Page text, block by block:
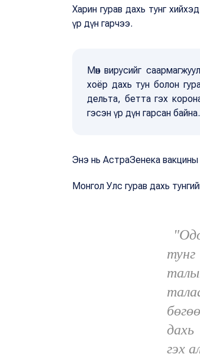
Харин гурав дахь тунг
үр дүн гарчээ.
Мөн вирусийг
хоёр дахь тун болон
дельта, бетта гэх
гэсэн үр дүн гарсан байна.
Энэ нь АстраЗенека вакцины
Монгол Улс гурав дахь
гэх